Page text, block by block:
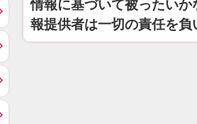
情報に基づいて被ったい
報提供者は一切の責任を負